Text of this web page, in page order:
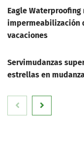
Eagle
impermeabilización
vacaciones
Servimudanzas
estrellas en